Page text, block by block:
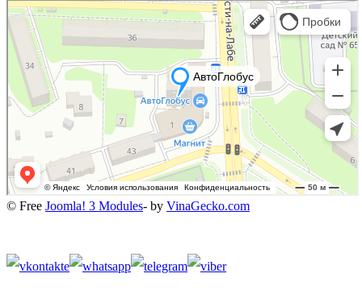
© Free Joomla! 3 Modules- by VinaGecko.com